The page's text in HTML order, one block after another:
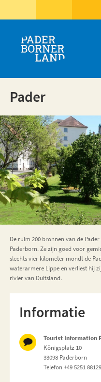
Pader
De ruim 200 bronnen van de
Paderborn. Ze zijn goed voor
slechts vier kilometer mondt de
waterarmere Lippe en verliest hij
rivier van Duitsland.
Informatie
Tourist Information
Königsplatz 10
33098 Paderborn
Telefon +49 5251